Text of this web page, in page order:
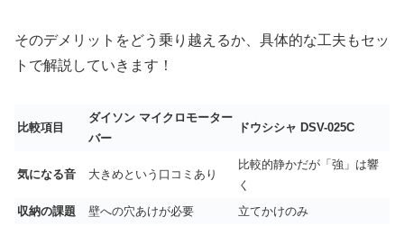
そのデメリットをどう乗り越えるか、具体的な工夫もセッ
トで解説していきます！
比較項目
ダイソン マイクロモーター
バー
ドウシシャ DSV-025C
気になる音 大きめという口コミあり
比較的静かだが「強」は響
く
収納の課題
壁への穴あけが必要
立てかけのみ